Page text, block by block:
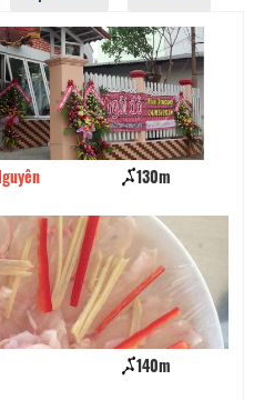
130m Quán Nướng Chu
Cơm Nhà Quê